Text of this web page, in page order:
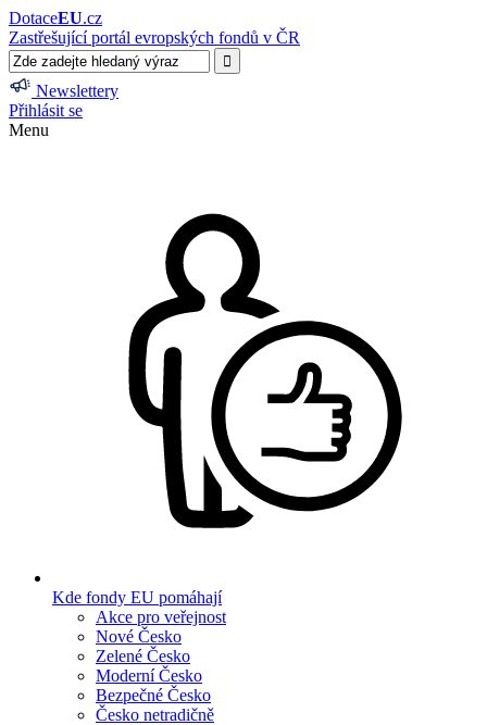
DotaceEU.cz
Zastřešující portál evropských fondů v ČR
Newslettery
Přihlásit se
Menu
Kde fondy EU pomáhají
Akce pro veřejnost
Nové Česko
Zelené Česko
Moderní Česko
Bezpečné Česko
Česko netradičně